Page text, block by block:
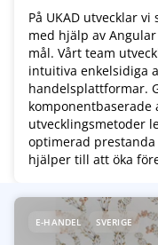
På UKAD utvecklar
med hjälp av
mål. Vårt team
intuitiva enkelsidiga
handelsplattformar.
utvecklingsmetoder
optimerad
hjälper till att öka
R
E-HANDEL SVERIGE